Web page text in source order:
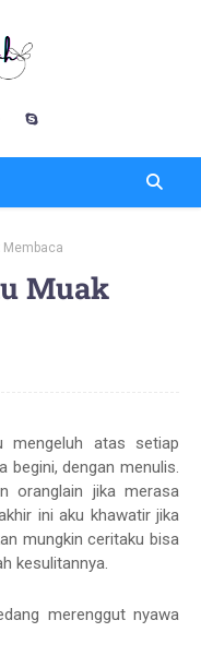
Membaca
Muak
mengeluh atas setiap
begini, dengan menulis.
oranglain jika merasa
ini aku khawatir jika
mungkin ceritaku bisa
kesulitannya.
merenggut nyawa